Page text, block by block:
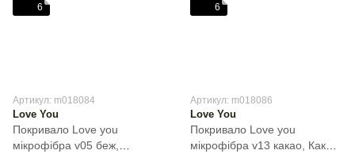
6
Артикул: m018084
Love You
Покривало Love you
мікрофібра v05 беж,
6
Артикул: m018086
Love You
Покривало Love you
мікрофібра v13 какао, Какао,